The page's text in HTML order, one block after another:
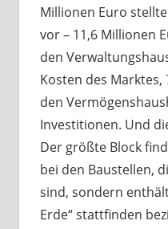
Millionen Euro
vor – 11,6 Millionen
den
Kosten des
den
Investitionen. Und
Der größte Block
bei den Baustellen,
sind, sondern
Erde“ stattfinden